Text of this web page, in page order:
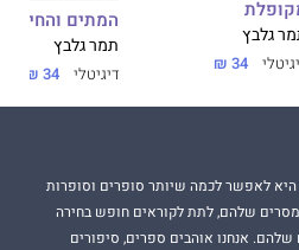
שביניהן וגם החיבור והניכור
לפעול בעולם מתוך חירות ובעלות.
גלבץ
34 ₪
המתים והחיים
תמר גלבץ
דיגיטלי 34 ₪
לאפשר לכמה שיותר סופרים וסופרות
שלהם, לתת לקוראים חופש בחירה
אנחנו אוהבים ספרים, סיפורים